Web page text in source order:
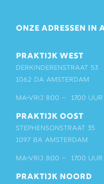
ONZE ADRESSEN IN
PRAKTIJK WEST
Derkinderenstraat 53
1062 DA Amsterdam
ma-vrij 8:00 – 17:00 uur
PRAKTIJK OOST
Stephensonstraat 35
1097 BA Amsterdam
ma-vrij 8:00 – 17:00 uur
PRAKTIJK NOORD